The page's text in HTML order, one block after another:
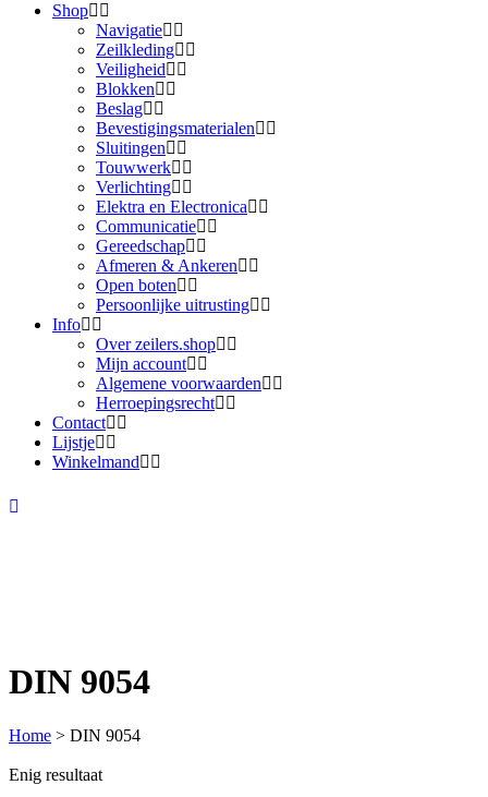
Shop
Navigatie
Zeilkleding
Veiligheid
Blokken
Beslag
Bevestigings­­materialen
Sluitingen
Touwwerk
Verlichting
Elektra en Electronica
Communicatie
Gereedschap
Afmeren & Ankeren
Open boten
Persoonlijke uitrusting
Info
Over zeilers.shop
Mijn account
Algemene voorwaarden
Herroepingsrecht
Contact
Lijstje
Winkelmand
DIN 9054
Home > DIN 9054
Enig resultaat